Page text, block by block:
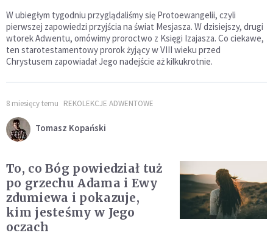
W ubiegłym tygodniu przyglądaliśmy się Protoewangelii, czyli
pierwszej zapowiedzi przyjścia na świat Mesjasza. W dzisiejszy, drugi
wtorek Adwentu, omówimy proroctwo z Księgi Izajasza. Co ciekawe,
ten starotestamentowy prorok żyjący w VIII wieku przed
Chrystusem zapowiadał Jego nadejście aż kilkukrotnie.
8 miesięcy temu REKOLEKCJE ADWENTOWE
Tomasz Kopański
To, co Bóg powiedział tuż
po grzechu Adama i Ewy
zdumiewa i pokazuje,
kim jesteśmy w Jego
oczach